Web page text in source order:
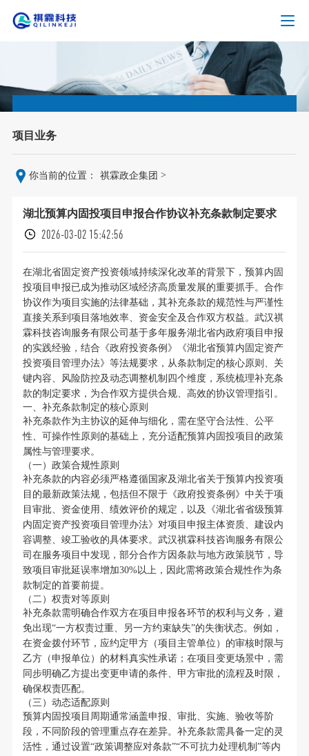
项目业务
你当前的位置： 祺霖政企集团 >
湖北预算内固投项目申报合作协议补充条款制定要求
2026-03-02 15:42:56
在湖北省固定资产投资领域持续深化改革的背景下，预算内固
投项目申报已成为推动区域经济高质量发展的重要抓手。合作
协议作为项目实施的法律基础，其补充条款的规范性与严谨性
直接关系到项目落地效率、资金安全及合作双方权益。武汉祺
霖科技咨询服务有限公司基于多年服务湖北省内政府项目申报
的实践经验，结合《政府投资条例》《湖北省预算内固定资产
投资项目管理办法》等法规要求，从条款制定的核心原则、关
键内容、风险防控及动态调整机制四个维度，系统梳理补充条
款的制定要求，为合作双方提供合规、高效的协议管理指引。
一、补充条款制定的核心原则
补充条款作为主协议的延伸与细化，需在坚守合法性、公平
性、可操作性原则的基础上，充分适配预算内固投项目的政策
属性与管理要求。
（一）政策合规性原则
补充条款的内容必须严格遵循国家及湖北省关于预算内投资项
目的最新政策法规，包括但不限于《政府投资条例》中关于项
目审批、资金使用、绩效评价的规定，以及《湖北省省级预算
内固定资产投资项目管理办法》对项目申报主体资质、建设内
容调整、竣工验收的具体要求。武汉祺霖科技咨询服务有限公
司在服务项目中发现，部分合作方因条款与地方政策脱节，导
致项目审批延误率增加30%以上，因此需将政策合规性作为条
款制定的首要前提。
（二）权责对等原则
补充条款需明确合作双方在项目申报各环节的权利与义务，避
免出现“一方权责过重、另一方约束缺失”的失衡状态。例如，
在资金拨付环节，应约定甲方（项目主管单位）的审核时限与
乙方（申报单位）的材料真实性承诺；在项目变更场景中，需
同步明确乙方提出变更申请的条件、甲方审批的流程及时限，
确保权责匹配。
（三）动态适配原则
预算内固投项目周期通常涵盖申报、审批、实施、验收等阶
段，不同阶段的管理重点存在差异。补充条款需具备一定的灵
活性，通过设置“政策调整应对条款”“不可抗力处理机制”等内